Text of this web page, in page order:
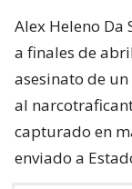
Alex Heleno
a finales de
asesinato de
al
capturado en
enviado a